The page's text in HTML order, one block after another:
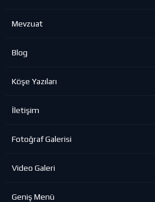
Mevzuat
Blog
Köşe Yazıları
İletişim
Fotoğraf Galerisi
Video Galeri
Geniş Menü